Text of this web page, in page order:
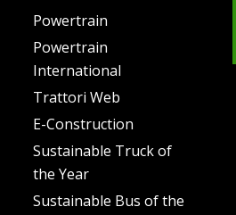
Powertrain
Powertrain
International
Trattori Web
E-Construction
Sustainable Truck of
the Year
Sustainable Bus of the